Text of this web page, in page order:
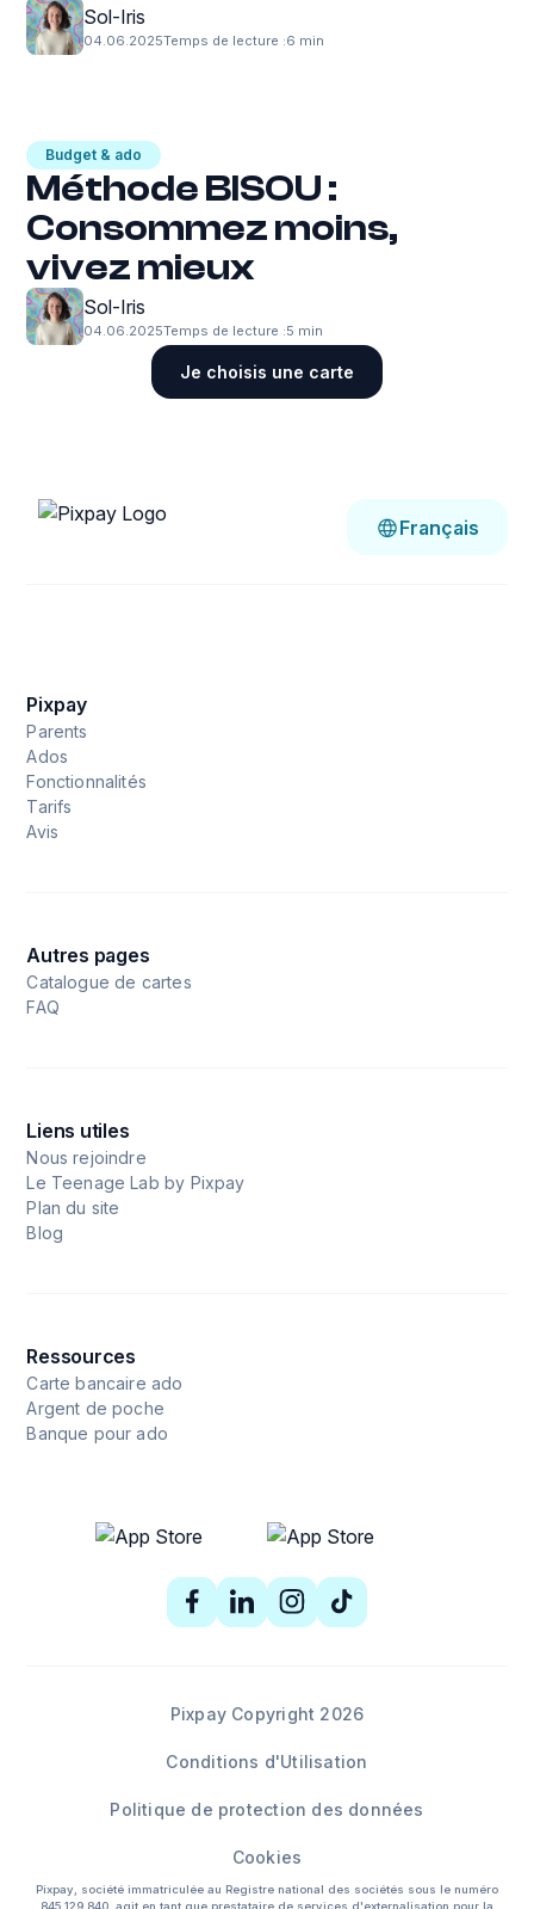
Sol-Iris
04.06.2025Temps de lecture :6 min
Budget & ado
Méthode BISOU :
Consommez moins,
vivez mieux
Sol-Iris
04.06.2025Temps de lecture :5 min
Je choisis une carte
Français
Pixpay
Parents
Ados
Fonctionnalités
Tarifs
Avis
Autres pages
Catalogue de cartes
FAQ
Liens utiles
Nous rejoindre
Le Teenage Lab by Pixpay
Plan du site
Blog
Ressources
Carte bancaire ado
Argent de poche
Banque pour ado
Pixpay Copyright 2026
Conditions d'Utilisation
Politique de protection des données
Cookies
Pixpay, société immatriculée au Registre national des sociétés sous le numéro
845 129 840, agit en tant que prestataire de services d'externalisation pour la